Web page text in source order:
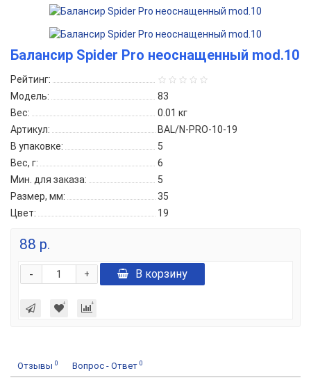
Балансир Spider Pro неоснащенный mod.10
Рейтинг:
Модель:
83
Вес:
0.01 кг
Артикул:
BAL/N-PRO-10-19
В упаковке:
5
Вес, г:
6
Мин. для заказа:
5
Размер, мм:
35
Цвет:
19
88 р.
+
- В корзину
Отзывы 0 Вопрос - Ответ 0